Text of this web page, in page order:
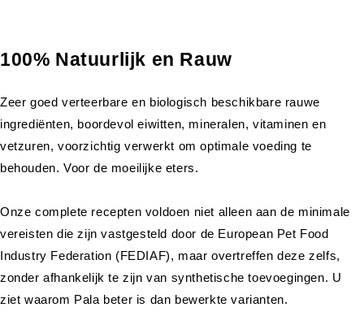
100% Natuurlijk en Rauw
Zeer goed verteerbare en biologisch beschikbare rauwe
ingrediënten, boordevol eiwitten, mineralen, vitaminen en
vetzuren, voorzichtig verwerkt om optimale voeding te
behouden. Voor de moeilijke eters.
Onze complete recepten voldoen niet alleen aan de minimale
vereisten die zijn vastgesteld door de European Pet Food
Industry Federation (FEDIAF), maar overtreffen deze zelfs,
zonder afhankelijk te zijn van synthetische toevoegingen. U
ziet waarom Pala beter is dan bewerkte varianten.